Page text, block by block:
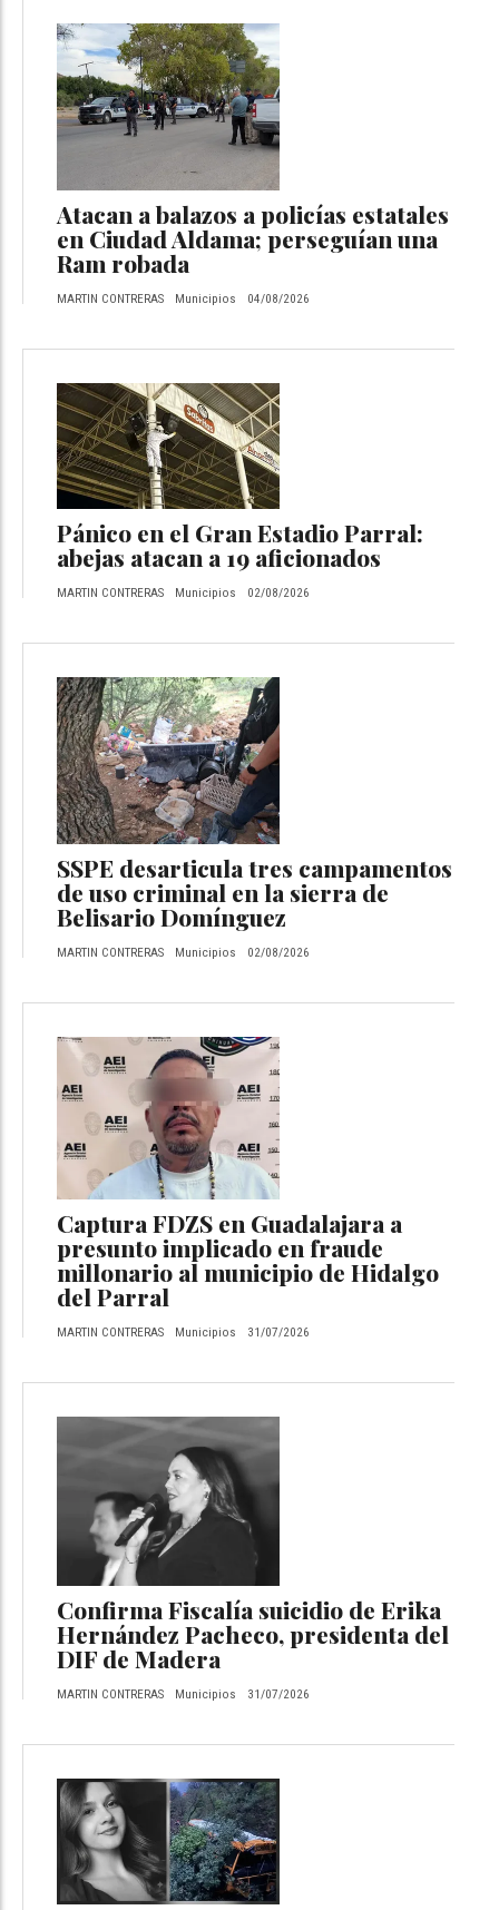
Atacan a balazos a policías estatales
en Ciudad Aldama; perseguían una
Ram robada
MARTIN CONTRERAS Municipios 04/08/2026
Pánico en el Gran Estadio Parral:
abejas atacan a 19 aficionados
MARTIN CONTRERAS Municipios 02/08/2026
SSPE desarticula tres campamentos
de uso criminal en la sierra de
Belisario Domínguez
MARTIN CONTRERAS Municipios 02/08/2026
Captura FDZS en Guadalajara a
presunto implicado en fraude
millonario al municipio de Hidalgo
del Parral
MARTIN CONTRERAS Municipios 31/07/2026
Confirma Fiscalía suicidio de Erika
Hernández Pacheco, presidenta del
DIF de Madera
MARTIN CONTRERAS Municipios 31/07/2026